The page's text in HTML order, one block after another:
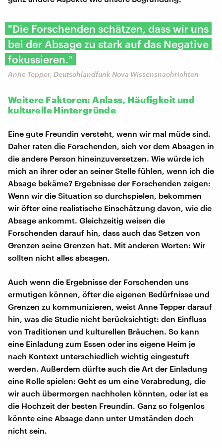
"Die Forschenden schätzen, dass wir uns
bei der Absage zu stark auf das Negative
fokussieren."
Anne Tepper, Deutschlandfunk Nova Wissensnachrichten
Weitere Faktoren: Anlass, Häufigkeit und
kulturelle Hintergründe
Eine gute Freundin versteht, wenn wir mal müde sind.
Daher raten die Forschenden, sich vor dem Absagen in
die andere Person hineinzuversetzen. Wie würde ich
mich an ihrer oder an seiner Stelle fühlen, wenn ich die
Absage bekäme? Ergebnisse der Forschenden zeigen:
Wenn wir die Situation so durchspielen, bekommen
wir öfter eine realistische Einschätzung davon, wie die
Absage ankommt. Gleichzeitig weisen die
Forschenden darauf hin, dass auch das Setzen von
Grenzen seine Grenzen hat. Mit anderen Worten: Wir
sollten nicht alles absagen.
Auch wenn die Ergebnisse der Forschenden uns
ermutigen können, öfter die eigenen Bedürfnisse und
Grenzen zu kommunizieren, weist Anne Tepper darauf
hin, was die Studie nicht berücksichtigt: den Einfluss
von Traditionen und kulturellen Bräuchen. So kann
eine Einladung zum Essen oder ins eigene Heim je
nach Kontext unterschiedlich wichtig eingestuft
werden. Außerdem dürfte auch die Art der Einladung
eine Rolle spielen: Geht es um eine Verabredung, die
wir auch übermorgen nachholen könnten, oder ist es
die Hochzeit der besten Freundin. Ganz so folgenlos
könnte eine Absage dann unter Umständen doch
nicht sein.